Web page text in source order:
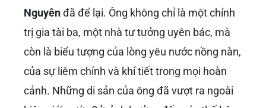
Nguyênđã để lại. Ông không chỉ là một chính
trị gia tài ba, một nhà tư tưởng uyên bác, mà
còn là biểu tượng của lòng yêu nước nồng nàn,
của sự liêm chính và khí tiết trong mọi hoàn
cảnh. Những di sản của ông đã vượt ra ngoài